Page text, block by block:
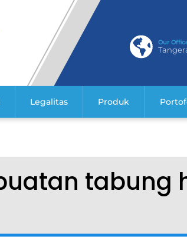
Legalitas Produk
Our
tabung